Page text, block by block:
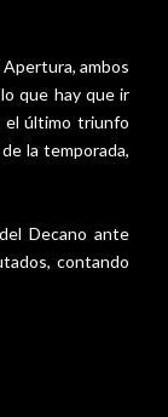
ambos
que hay que ir
el último triunfo
la temporada,
Decano ante
contando